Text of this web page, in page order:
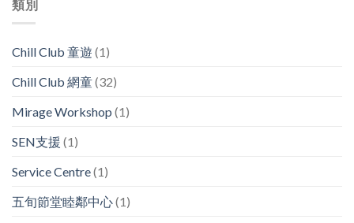
類別
Chill Club 童遊 (1)
Chill Club 網童(32)
Mirage Workshop (1)
SEN支援 (1)
Service Centre(1)
五旬節堂睦鄰中心(1)